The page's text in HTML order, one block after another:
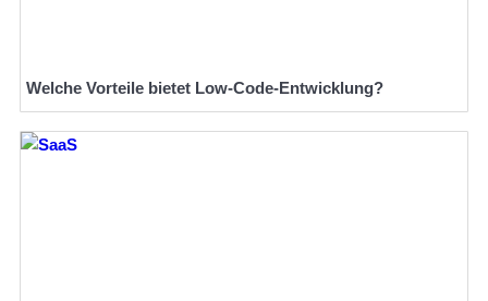
Welche Vorteile bietet Low-Code-Entwicklung?